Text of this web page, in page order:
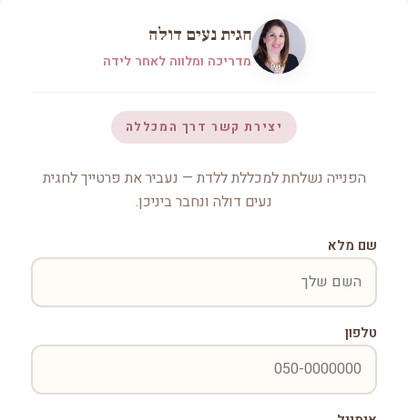
חגית נעים דולה
מדריכה ומלווה לאחר לידה
יצירת קשר דרך המכללה
הפנייה נשלחת למכללת ללדת — נעביר את פרטייך לחגית
נעים דולה ונחבר ביניכן.
שם מלא
טלפון